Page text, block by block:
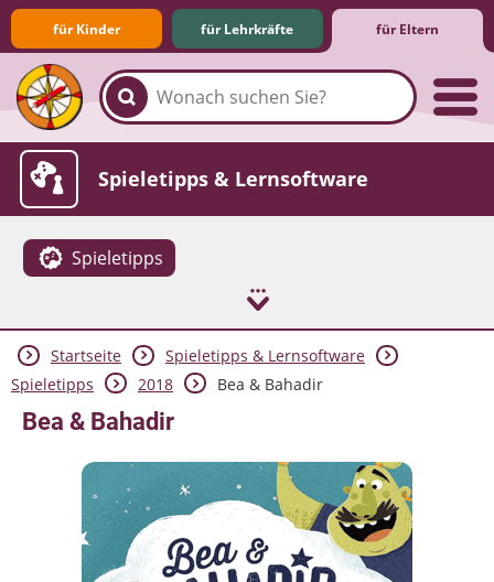
für Kinder für Lehrkräfte für Eltern
Familie & Medien
Spieletipps & Lernsoftware
Spieletipps
Die Jüngsten im Netz
Lexikon
Aktuelles
Startseite
Spieletipps & Lernsoftware
Spieletipps
2018 Bea & Bahadir
Bea & Bahadir